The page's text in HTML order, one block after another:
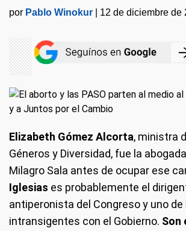
por Pablo Winokur 12 de diciembre de
Elizabeth Gómez Alcorta, ministra
Géneros y Diversidad, fue la
Milagro Sala antes de ocupar ese
Iglesias es probablemente el
antiperonista del Congreso y uno
intransigentes con el Gobierno. Son